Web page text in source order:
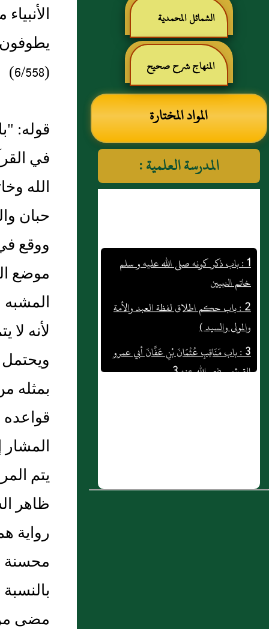
الصنعاني رحمه الله
صحيح البخاري للحافظ ابن
حجر العسقلاني
الشمائل المحمدية
المنهاج شرح صحيح
مسلم بن الحجاج
المواد المختارة
المدرسة العلمية :
خاتم النبيين
2 : باب حكم اطلاق لفظة العبد والأمة
والمولى والسيد )
3 : باب مَنَاقِبِ عُثْمَانَ بْنِ عَفَّانَ أبي عمرو
القرشى رضى الله عنه 3
4 : فصل فيما يقوله مَن لحقته الطِّيرَةُ
إذا كان مؤمنًا تقيًا
يطوفون
(6/558)
قوله:
في
الله
حبان
ووقع
موضع
لأنه لا
بمثله
المشار
يتم
ظاهر
رواية
محسنة
مضى من